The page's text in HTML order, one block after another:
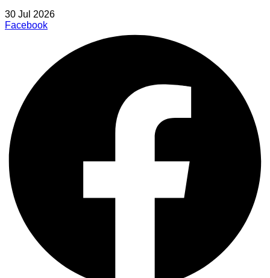
30 Jul 2026
Facebook